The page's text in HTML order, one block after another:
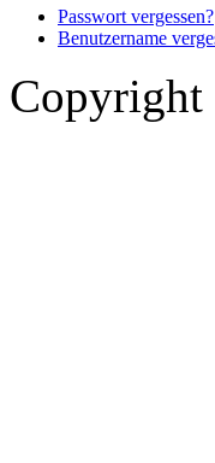
Passwort vergessen?
Benutzername
Copyright